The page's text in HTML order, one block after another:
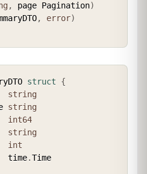
, page Pagination)
, error)
struct
{
string
string
int64
string
int
time
.